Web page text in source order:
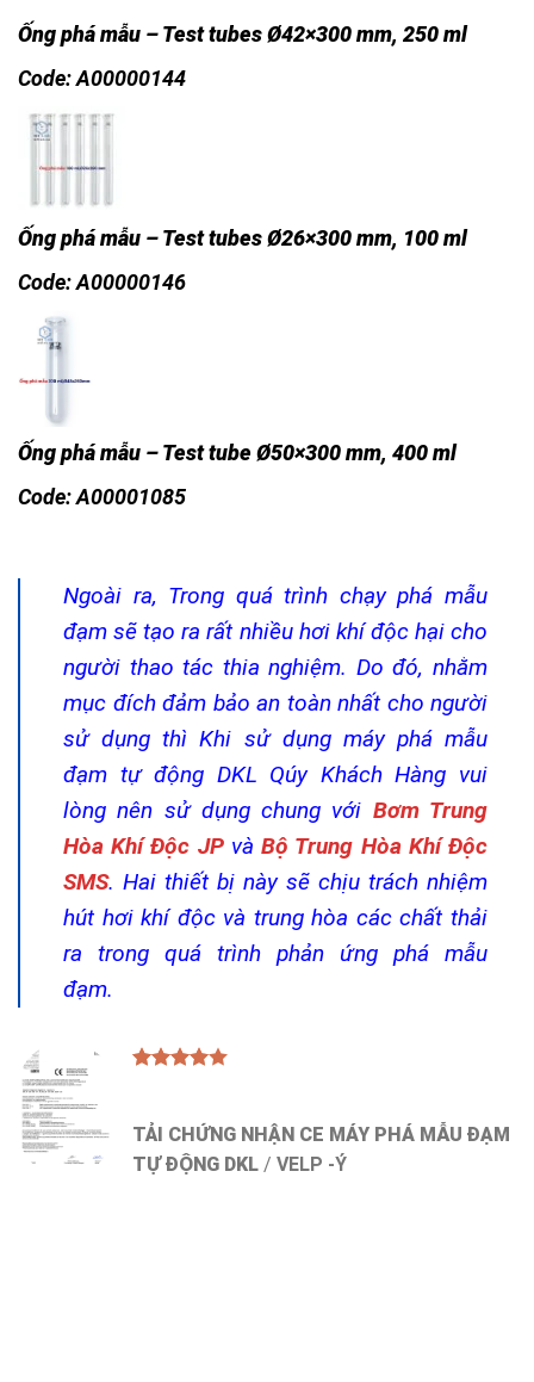
Ống phá mẫu – Test tubes Ø42×300 mm, 250 ml
Code: A00000144
Ống phá mẫu – Test tubes Ø26×300 mm, 100 ml
Code: A00000146
Ống phá mẫu – Test tubeØ50×300 mm, 400 ml
Code:A00001085
Ngoài ra, Trong quá trình chạy phá mẫu
đạm sẽ tạo ra rất nhiều hơi khí độc hại cho
người thao tác thia nghiệm. Do đó, nhằm
mục đích đảm bảo an toàn nhất cho người
sử dụng thì Khi sử dụng máy phá mẫu
đạm tự động DKL Qúy Khách Hàng vui
lòng nên sử dụng chung với Bơm Trung
Hòa Khí Độc JP vàBộ Trung Hòa Khí Độc
SMS. Hai thiết bị này sẽ chịu trách nhiệm
hút hơi khí độc và trung hòa các chất thải
ra trong quá trình phản ứng phá mẫu
đạm.
TẢI CHỨNG NHẬN CE MÁY PHÁ MẪU ĐẠM
TỰ ĐỘNG DKL / VELP -Ý